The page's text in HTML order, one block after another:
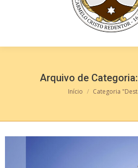
Arquivo de Categoria:
Você está aqui:
Início Categoria